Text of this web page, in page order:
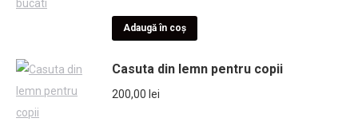
Adaugă în coș
Casuta din lemn pentru copii
200,00 lei